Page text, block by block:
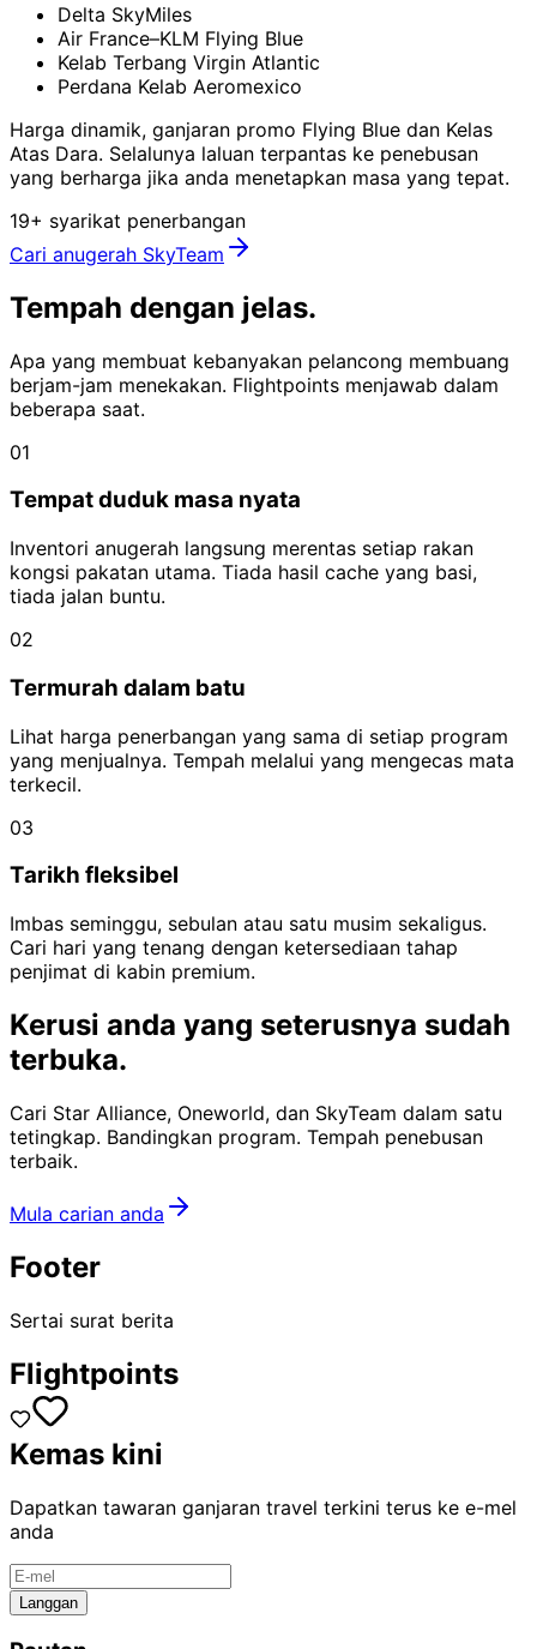
Delta SkyMiles
Air France–KLM Flying Blue
Kelab Terbang Virgin Atlantic
Perdana Kelab Aeromexico
Harga dinamik, ganjaran promo Flying Blue dan Kelas
Atas Dara. Selalunya laluan terpantas ke penebusan
yang berharga jika anda menetapkan masa yang tepat.
19+ syarikat penerbangan
Cari anugerah SkyTeam
Tempah dengan jelas.
Apa yang membuat kebanyakan pelancong membuang
berjam-jam menekakan. Flightpoints menjawab dalam
beberapa saat.
01
Tempat duduk masa nyata
Inventori anugerah langsung merentas setiap rakan
kongsi pakatan utama. Tiada hasil cache yang basi,
tiada jalan buntu.
02
Termurah dalam batu
Lihat harga penerbangan yang sama di setiap program
yang menjualnya. Tempah melalui yang mengecas mata
terkecil.
03
Tarikh fleksibel
Imbas seminggu, sebulan atau satu musim sekaligus.
Cari hari yang tenang dengan ketersediaan tahap
penjimat di kabin premium.
Kerusi anda yang seterusnya sudah
terbuka.
Cari Star Alliance, Oneworld, dan SkyTeam dalam satu
tetingkap. Bandingkan program. Tempah penebusan
terbaik.
Mula carian anda
Footer
Sertai surat berita
Flightpoints
Kemas kini
Dapatkan tawaran ganjaran travel terkini terus ke e-mel
anda
Langgan